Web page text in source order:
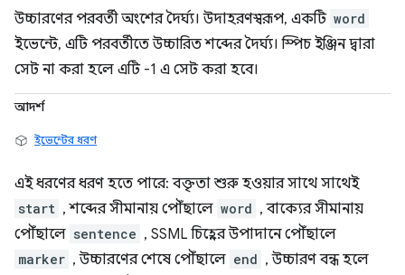
উচ্চারণের পরবর্তী অংশের দৈর্ঘ্য। উদাহরণস্বরূপ, একটি word
ইভেন্টে, এটি পরবর্তীতে উচ্চারিত শব্দের দৈর্ঘ্য। স্পিচ ইঞ্জিন দ্বারা
সেট না করা হলে এটি -1 এ সেট করা হবে।
আদর্শ
ইভেন্টের ধরণ
এই ধরণের ধরণ হতে পারে: বক্তৃতা শুরু হওয়ার সাথে সাথেই
start , শব্দের সীমানায় পৌঁছালে word , বাক্যের সীমানায়
পৌঁছালে sentence , SSML চিহ্নের উপাদানে পৌঁছালে
marker , উচ্চারণের শেষে পৌঁছালে end , উচ্চারণ বন্ধ হলে